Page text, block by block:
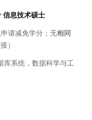
信息技术硕士
请减免学分；无相同
）
库系统，数据科学与工